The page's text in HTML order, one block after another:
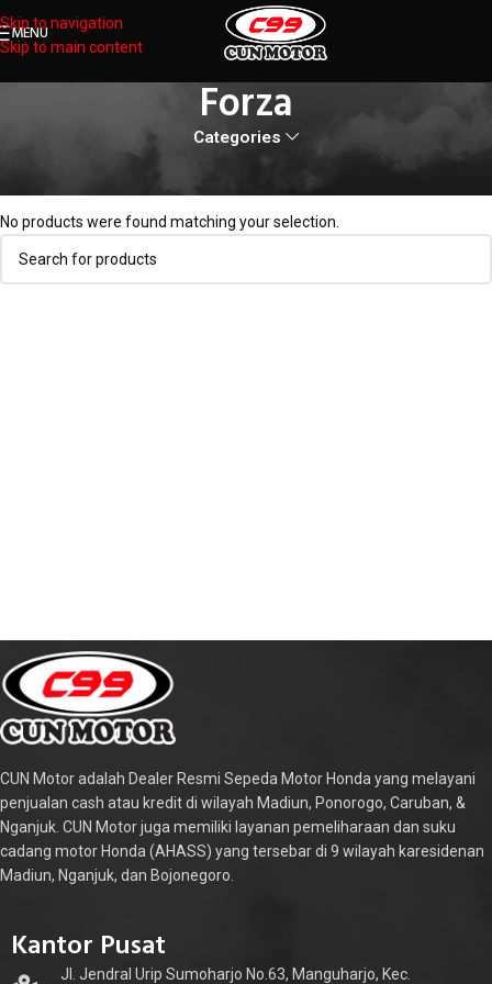
Skip to navigation
Skip to main content
MENU
Forza
Categories
Products tagged “Forza”
No products were found matching your selection.
CUN Motor adalah Dealer Resmi Sepeda Motor Honda yang melayani
penjualan cash atau kredit di wilayah Madiun, Ponorogo, Caruban, &
Nganjuk. CUN Motor juga memiliki layanan pemeliharaan dan suku
cadang motor Honda (AHASS) yang tersebar di 9 wilayah karesidenan
Madiun, Nganjuk, dan Bojonegoro.
Kantor Pusat
Jl. Jendral Urip Sumoharjo No.63, Manguharjo, Kec.